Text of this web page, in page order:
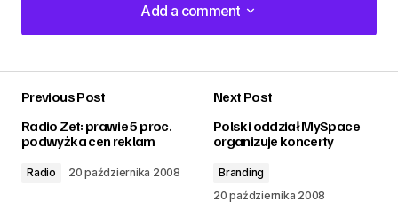
Add a comment
Add a comment
Previous Post
Radio Zet: prawie 5 proc.
podwyżka cen reklam
Radio 20 października 2008
Next Post
Polski oddział MySpace
organizuje koncerty
Branding
20 października 2008